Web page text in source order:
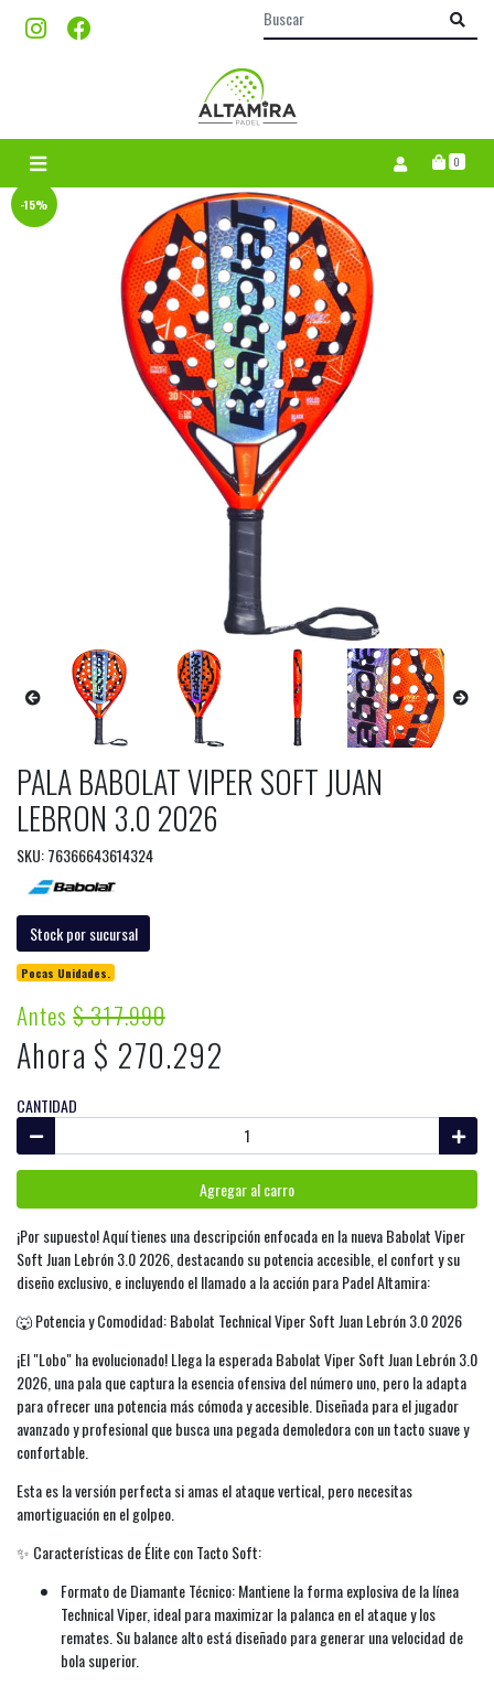
0
-15%
PALA BABOLAT VIPER SOFT JUAN
LEBRON 3.0 2026
SKU: 76366643614324
Stock por sucursal
Pocas Unidades.
Antes$ 317.990
Ahora $ 270.292
CANTIDAD
Agregar al carro
¡Por supuesto! Aquí tienes una descripción enfocada en la nueva Babolat Viper
Soft Juan Lebrón 3.0 2026, destacando su potencia accesible, el confort y su
diseño exclusivo, e incluyendo el llamado a la acción para Padel Altamira:
🐺 Potencia y Comodidad: Babolat Technical Viper Soft Juan Lebrón 3.0 2026
¡El "Lobo" ha evolucionado! Llega la esperada Babolat Viper Soft Juan Lebrón 3.0
2026, una pala que captura la esencia ofensiva del número uno, pero la adapta
para ofrecer una potencia más cómoda y accesible. Diseñada para el jugador
avanzado y profesional que busca una pegada demoledora con un tacto suave y
confortable.
Esta es la versión perfecta si amas el ataque vertical, pero necesitas
amortiguación en el golpeo.
✨ Características de Élite con Tacto Soft:
Formato de Diamante Técnico: Mantiene la forma explosiva de la línea
Technical Viper, ideal para maximizar la palanca en el ataque y los
remates. Su balance alto está diseñado para generar una velocidad de
bola superior.